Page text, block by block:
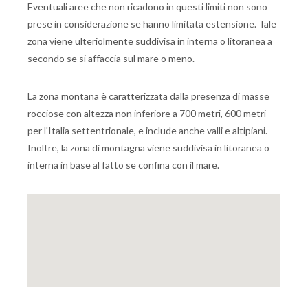
Eventuali aree che non ricadono in questi limiti non sono
prese in considerazione se hanno limitata estensione. Tale
zona viene ulteriolmente suddivisa in interna o litoranea a
secondo se si affaccia sul mare o meno.
La zona montana è caratterizzata dalla presenza di masse
rocciose con altezza non inferiore a 700 metri, 600 metri
per l'Italia settentrionale, e include anche valli e altipiani.
Inoltre, la zona di montagna viene suddivisa in litoranea o
interna in base al fatto se confina con il mare.